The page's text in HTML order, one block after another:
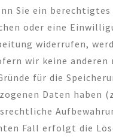
Sie ein berechtigtes
oder eine
widerrufen,
wir keine anderen
für die
Daten haben
Fall erfolgt die